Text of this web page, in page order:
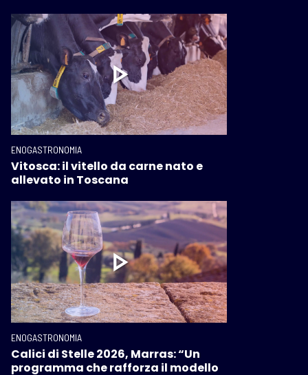
ENOGASTRONOMIA
Vitosca: il vitello da carne nato e
allevato in Toscana
ENOGASTRONOMIA
Calici di Stelle 2026, Marras: “Un
programma che rafforza il modello